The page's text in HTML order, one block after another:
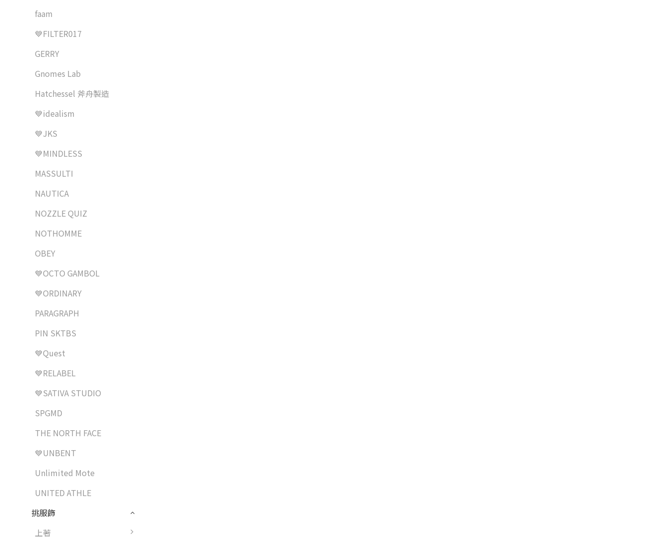
faam
💙FILTER017
GERRY
Gnomes Lab
Hatchessel 斧舟製造
💙idealism
💙JKS
💙MINDLESS
MASSULTI
NAUTICA
NOZZLE QUIZ
NOTHOMME
OBEY
💙OCTO GAMBOL
💙ORDINARY
PARAGRAPH
PIN SKTBS
💙Quest
💙RELABEL
💙SATIVA STUDIO
SPGMD
THE NORTH FACE
💙UNBENT
Unlimited Mote
UNITED ATHLE
挑服飾
上著